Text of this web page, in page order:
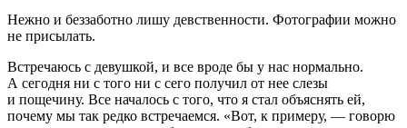
Нежно и беззаботно лишу девственности. Фотографии можно
не присылать.
Встречаюсь с девушкой, и все вроде бы у нас нормально.
А сегодня ни с того ни с сего получил от нее слезы
и пощечину. Все началось с того, что я стал объяснять ей,
почему мы так редко встречаемся. «Вот, к примеру, — говорю